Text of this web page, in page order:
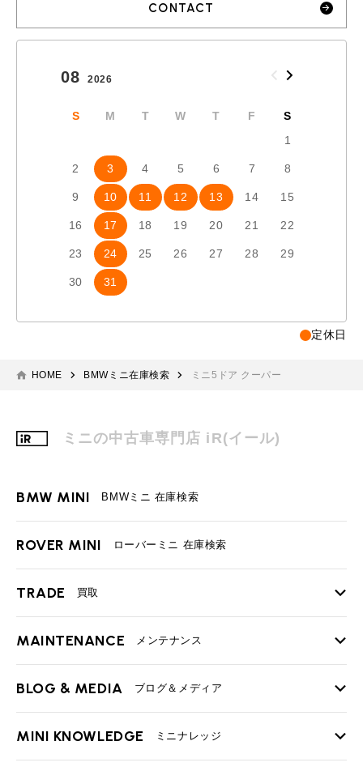
CONTACT
08 2026
S M T W T F
S
1
2 3 4 5 6 7 8
9 10 11 12 13 14 15
16 17 18 19 20 21 22
23 24 25 26 27 28 29
30 31
定休日
HOME BMWミニ在庫検索 ミニ5ドア クーパー
ミニの中古車専門店 iR(イール)
BMW MINI BMWミニ 在庫検索
ROVER MINI ローバーミニ 在庫検索
TRADE 買取
TOP
必要書類
MAINTENANCE メンテナンス
TOP
BLOG & MEDIA ブログ＆メディア
TOP
MINI KNOWLEDGE ミニナレッジ